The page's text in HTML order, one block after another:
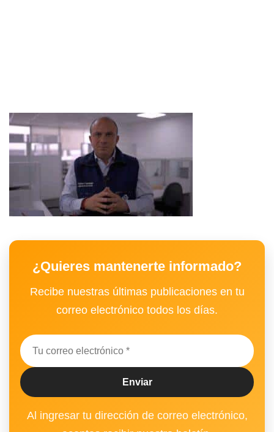
¿Quieres mantenerte informado?
Recibe nuestras últimas publicaciones en tu
correo electrónico todos los días.
Al ingresar tu dirección de correo electrónico,